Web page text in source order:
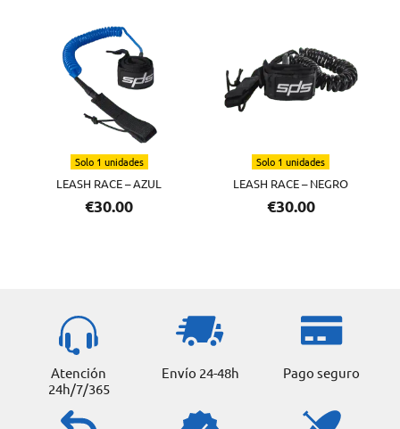
Solo 1 unidades
LEASH RACE – AZUL
€30.00
Solo 1 unidades
LEASH RACE – NEGRO
€30.00
Atención
24h/7/365
Envío 24-48h Pago seguro